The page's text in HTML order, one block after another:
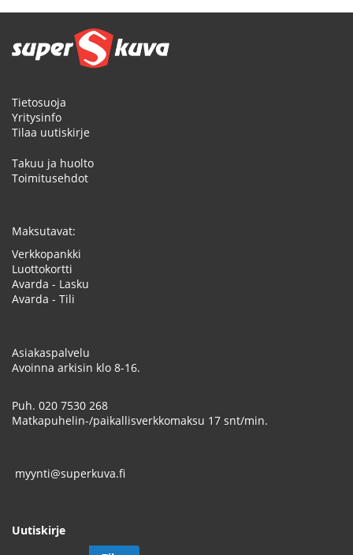
Tietosuoja
Yritysinfo
Tilaa uutiskirje
Takuu ja huolto
Toimitusehdot
Maksutavat:
Verkkopankki
Luottokortti
Avarda - Lasku
Avarda - Tili
Asiakaspalvelu
Avoinna arkisin klo 8-16.
Puh. 020 7530 268
Matkapuhelin-/paikallisverkkomaksu 17 snt/min.
myynti@superkuva.fi
Uutiskirje